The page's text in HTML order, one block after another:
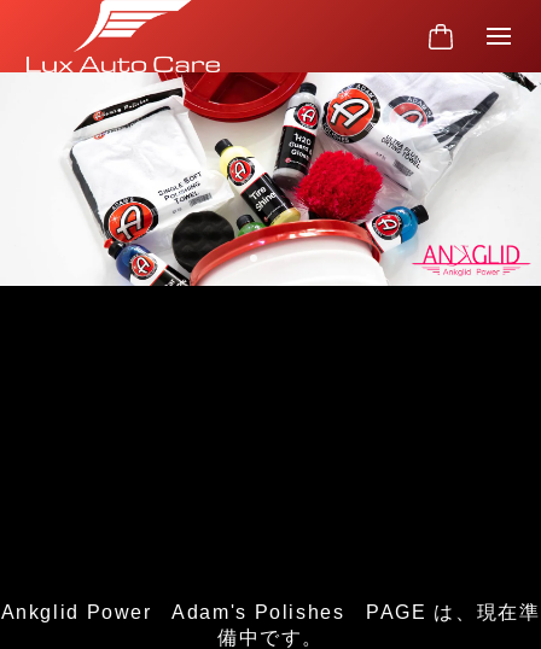
Ankglid Power Adam's Polishes PAGE は、現在準
備中です。